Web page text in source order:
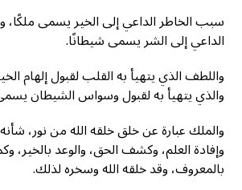
سبب الخاطر الداعي إلى الخير يسمى
الداعي إلى الشر يسمى شيطانًا.
واللطف الذي يتهيأ به القلب لقبول إلهام
والذي يتهيأ به لقبول وسواس الشيطان يسمى
والملك عبارة عن خلق خلقه الله من نور،
وإفادة العلم، وكشف الحق، والوعد بالخير،
بالمعروف، وقد خلقه الله وسخره لذلك.